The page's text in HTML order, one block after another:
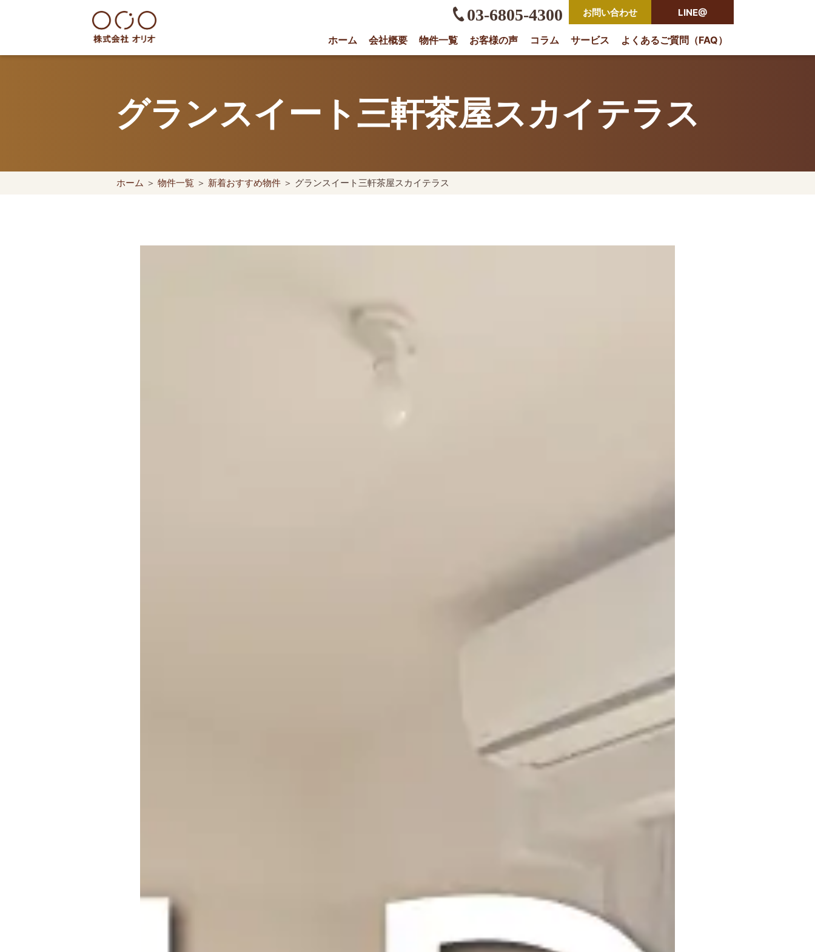
世田谷区の相続・空き家・借地権に強い不動産会社｜売却・買取は株式会社Orio
03-6805-4300 お問い合わせ LINE@
ホーム 会社概要 物件一覧 お客様の声 コラム サービス よくあるご質問（FAQ）
グランスイート三軒茶屋スカイテラス
ホーム ＞ 物件一覧 ＞ 新着おすすめ物件 ＞ グランスイート三軒茶屋スカイテラス